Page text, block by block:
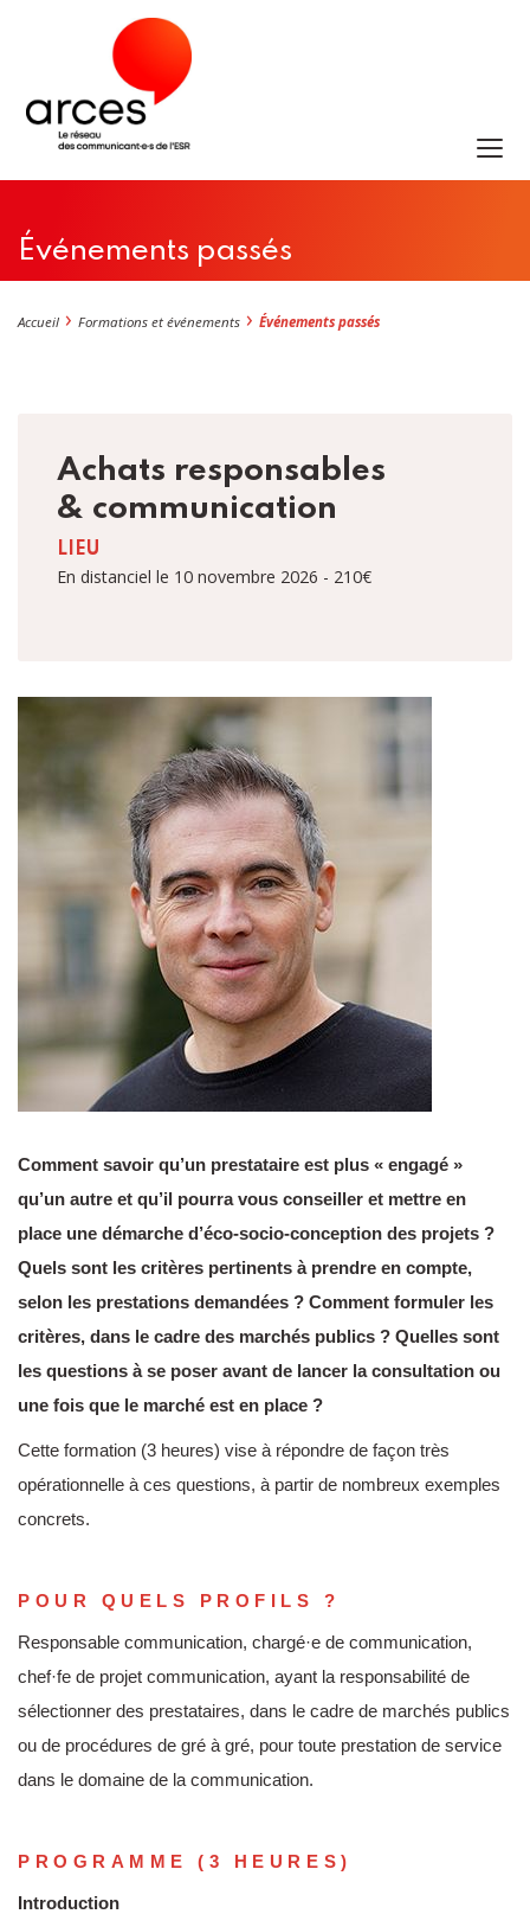
Événements passés
Accueil Formations et événements Événements passés
Achats responsables
& communication
LIEU
En distanciel le 10 novembre 2026 - 210€
Comment savoir qu’un prestataire est plus « engagé »
qu’un autre et qu’il pourra vous conseiller et mettre en
place une démarche d’éco-socio-conception des projets ?
Quels sont les critères pertinents à prendre en compte,
selon les prestations demandées ? Comment formuler les
critères, dans le cadre des marchés publics ? Quelles sont
les questions à se poser avant de lancer la consultation ou
une fois que le marché est en place ?
Cette formation (3 heures) vise à répondre de façon très
opérationnelle à ces questions, à partir de nombreux exemples
concrets.
POUR QUELS PROFILS ?
Responsable communication, chargé·e de communication,
chef·fe de projet communication, ayant la responsabilité de
sélectionner des prestataires, dans le cadre de marchés publics
ou de procédures de gré à gré, pour toute prestation de service
dans le domaine de la communication.
PROGRAMME (3 HEURES)
Introduction